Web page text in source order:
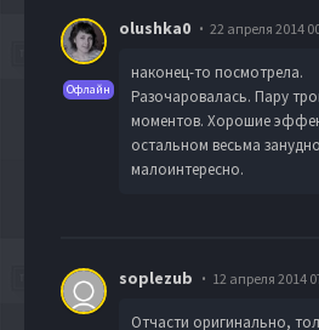
Офлайн
olushka0 22 апреля 2014
наконец-то посмотрела.
Разочаровалась. Пару
моментов. Хорошие
остальном весьма
малоинтересно.
soplezub 12 апреля 2014
Отчасти оригинально,